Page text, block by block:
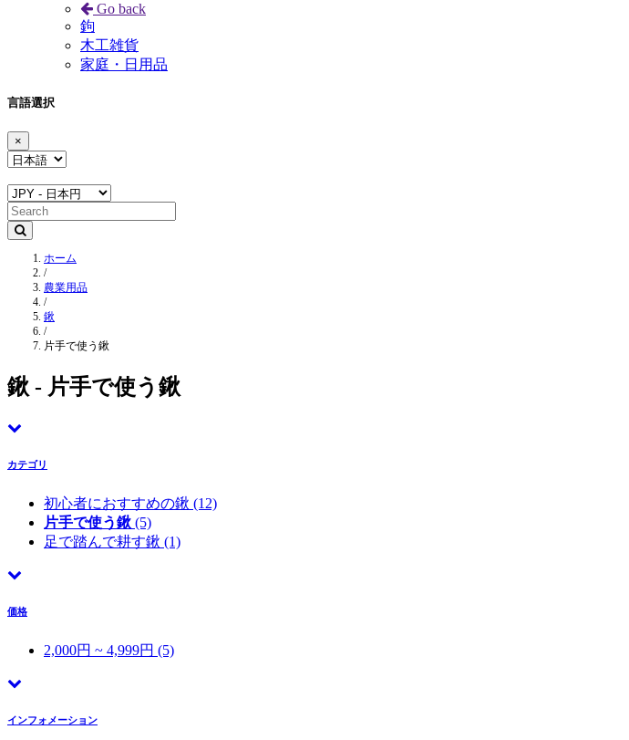
Go back
鉤
木工雑貨
家庭・日用品
言語選択
×
ホーム
/
農業用品
/
鍬
/
片手で使う鍬
鍬 - 片手で使う鍬
カテゴリ
初心者におすすめの鍬 (12)
片手で使う鍬 (5)
足で踏んで耕す鍬 (1)
価格
2,000円 ~ 4,999円 (5)
インフォメーション